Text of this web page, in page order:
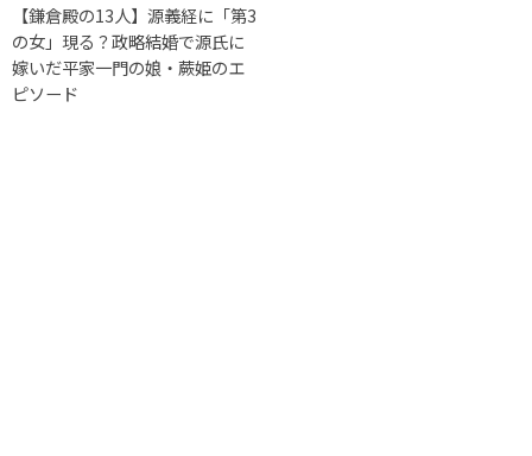
【鎌倉殿の13人】源義経に「第3
の女」現る？政略結婚で源氏に
嫁いだ平家一門の娘・蕨姫のエ
ピソード